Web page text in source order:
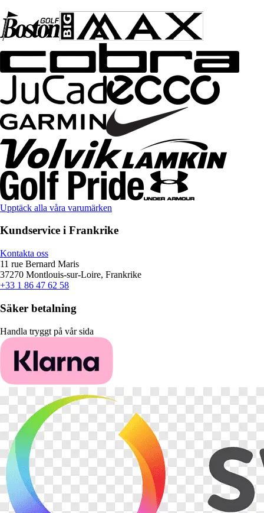
Upptäck alla våra varumärken
Kundservice i Frankrike
Kontakta oss
11 rue Bernard Maris
37270 Montlouis-sur-Loire, Frankrike
+33 1 86 47 62 58
Säker betalning
Handla tryggt på vår sida